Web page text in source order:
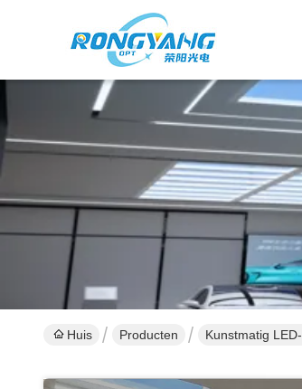
Huis Producten Kunstmatig